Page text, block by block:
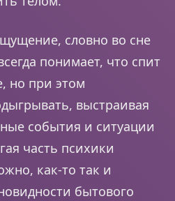
словно во сне
понимает, что спит
но при этом
выстраивая
события и ситуации
часть психики
как-то так и
бытового